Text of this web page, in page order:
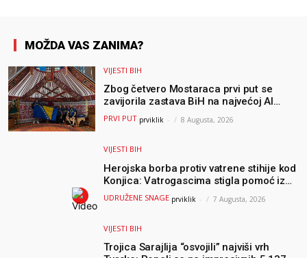
MOŽDA VAS ZANIMA?
VIJESTI BIH
Zbog četvero Mostaraca prvi put se
zavijorila zastava BiH na najvećoj AI
olimpijadi, a sada je njihov mentor
postao član komiteta Međunarodne
PRVI PUT prviklik - 8 Augusta, 2026
VIJESTI BIH
Herojska borba protiv vatrene stihije kod
Konjica: Vatrogascima stigla pomoć iz
Sarajeva, helikopteri i Air Tractori
UDRUŽENE SNAGE prviklik - 7 Augusta, 2026
VIJESTI BIH
Trojica Sarajlija “osvojili” najviši vrh